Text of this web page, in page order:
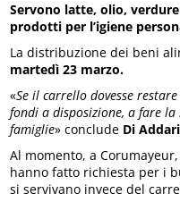
Servono latte, olio,
prodotti per l’igiene
La distribuzione dei beni
martedì 23 marzo.
«Se il carrello dovesse
fondi a disposizione, a fare
famiglie» conclude Di
Al momento, a
hanno fatto richiesta per i
si servivano invece del